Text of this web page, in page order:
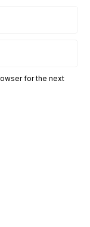
for the next